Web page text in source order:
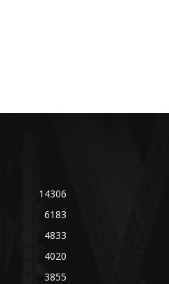
14306
6183
4833
4020
3855